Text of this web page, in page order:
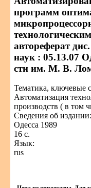
программ
автореферат
наук : 05.13.07
сти им. М. В.
Тематика, ключевые
Автоматизация
производств ( в том
Сведения об издании:
Одесса 1989
16 с.
Язык:
rus